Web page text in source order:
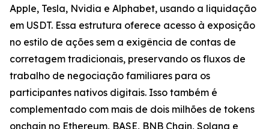
Apple, Tesla, Nvidia e Alphabet, usando a liquidação
em USDT. Essa estrutura oferece acesso à exposição
no estilo de ações sem a exigência de contas de
corretagem tradicionais, preservando os fluxos de
trabalho de negociação familiares para os
participantes nativos digitais. Isso também é
complementado com mais de dois milhões de tokens
onchain no Ethereum, BASE, BNB Chain, Solana e